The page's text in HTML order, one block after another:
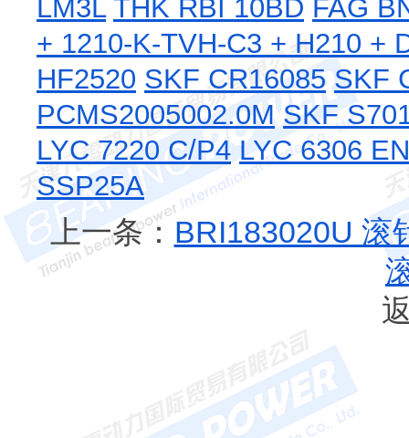
LM3L THK RBI 10BD FAG
+ 1210-K-TVH-C3 + H210 +
HF2520 SKF CR16085 SKF
PCMS2005002.0M SKF
LYC 7220 C/P4 LYC 6306
SSP25A
上一条： BRI183020U 滚